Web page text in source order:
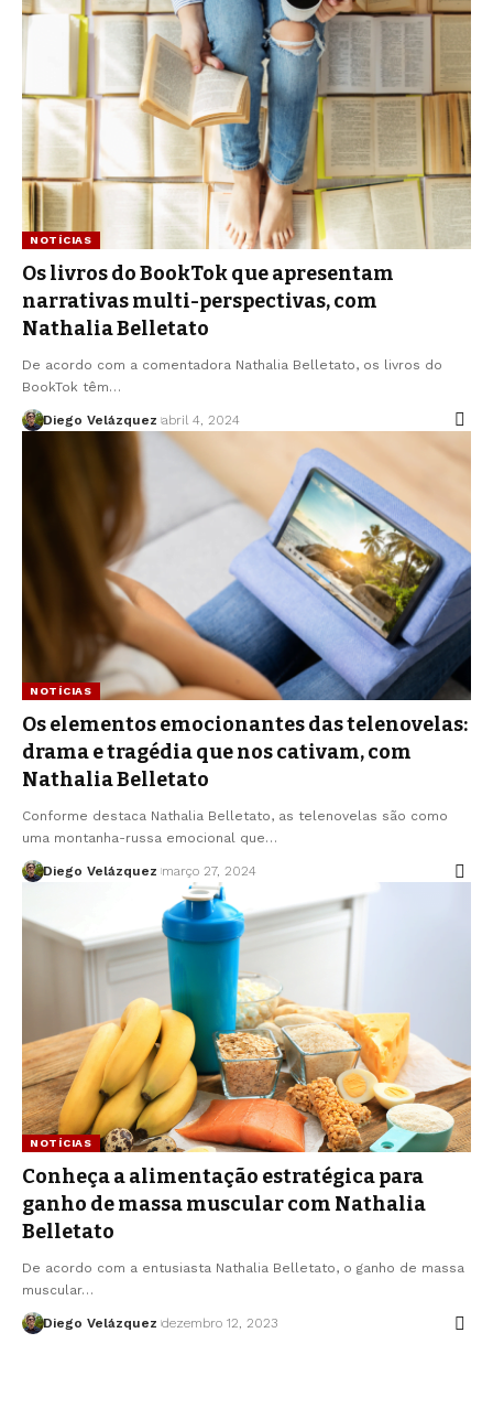
NOTÍCIAS
Os livros do BookTok que apresentam
narrativas multi-perspectivas, com
Nathalia Belletato
De acordo com a comentadora Nathalia Belletato, os livros do
BookTok têm…
Diego Velázquez abril 4, 2024
NOTÍCIAS
Os elementos emocionantes das telenovelas:
drama e tragédia que nos cativam, com
Nathalia Belletato
Conforme destaca Nathalia Belletato, as telenovelas são como
uma montanha-russa emocional que…
Diego Velázquez março 27, 2024
NOTÍCIAS
Conheça a alimentação estratégica para
ganho de massa muscular com Nathalia
Belletato
De acordo com a entusiasta Nathalia Belletato, o ganho de massa
muscular…
Diego Velázquez dezembro 12, 2023